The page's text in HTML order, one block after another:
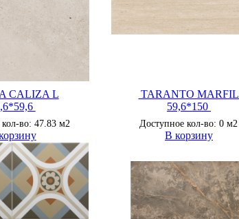
CALIZA L
во: 47.83 м2
TARANTO MARFIL
59,6*150
Доступное кол-во: 0 м2
В корзину